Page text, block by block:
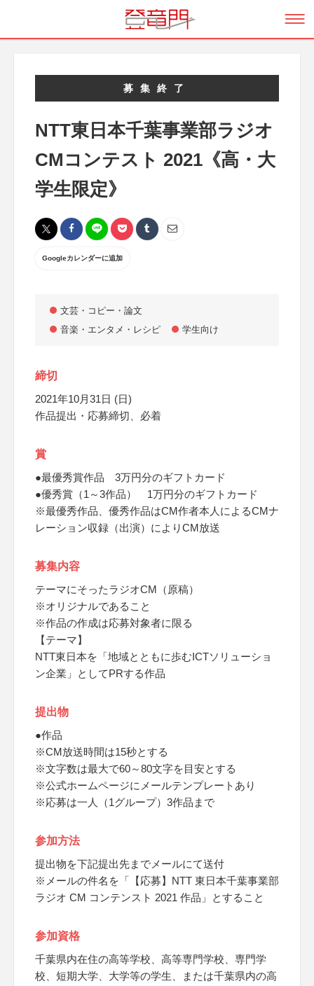
募集終了
NTT東日本千葉事業部ラジオ
CMコンテスト 2021《高・大
学生限定》
Googleカレンダーに追加
文芸・コピー・論文
音楽・エンタメ・レシピ
学生向け
締切
2021年10月31日 (日)
作品提出・応募締切、必着
賞
●最優秀賞作品 3万円分のギフトカード
●優秀賞（1～3作品） 1万円分のギフトカード
※最優秀作品、優秀作品はCM作者本人によるCMナ
レーション収録（出演）によりCM放送
募集内容
テーマにそったラジオCM（原稿）
※オリジナルであること
※作品の作成は応募対象者に限る
【テーマ】
NTT東日本を「地域とともに歩むICTソリューショ
ン企業」としてPRする作品
提出物
●作品
※CM放送時間は15秒とする
※文字数は最大で60～80文字を目安とする
※公式ホームページにメールテンプレートあり
※応募は一人（1グループ）3作品まで
参加方法
提出物を下記提出先までメールにて送付
※メールの件名を「【応募】NTT 東日本千葉事業部
ラジオ CM コンテンスト 2021 作品」とすること
参加資格
千葉県内在住の高等学校、高等専門学校、専門学
校、短期大学、大学等の学生、または千葉県内の高